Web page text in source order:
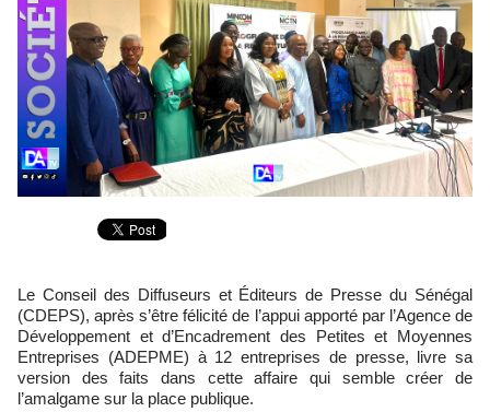
Le Conseil des Diffuseurs et Éditeurs de Presse du Sénégal
(CDEPS), après s’être félicité de l’appui apporté par l’Agence de
Développement et d’Encadrement des Petites et Moyennes
Entreprises (ADEPME) à 12 entreprises de presse, livre sa
version des faits dans cette affaire qui semble créer de
l’amalgame sur la place publique.